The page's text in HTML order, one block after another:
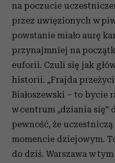
na poczucie
przez uwięzionych w
powstanie miało aurę
przynajmniej na
euforii. Czuli się jak
historii. „Frajda
Białoszewski – to bycie
w centrum „dziania się”
pewność, że
momencie dziejowym.
do dziś. Warszawa w